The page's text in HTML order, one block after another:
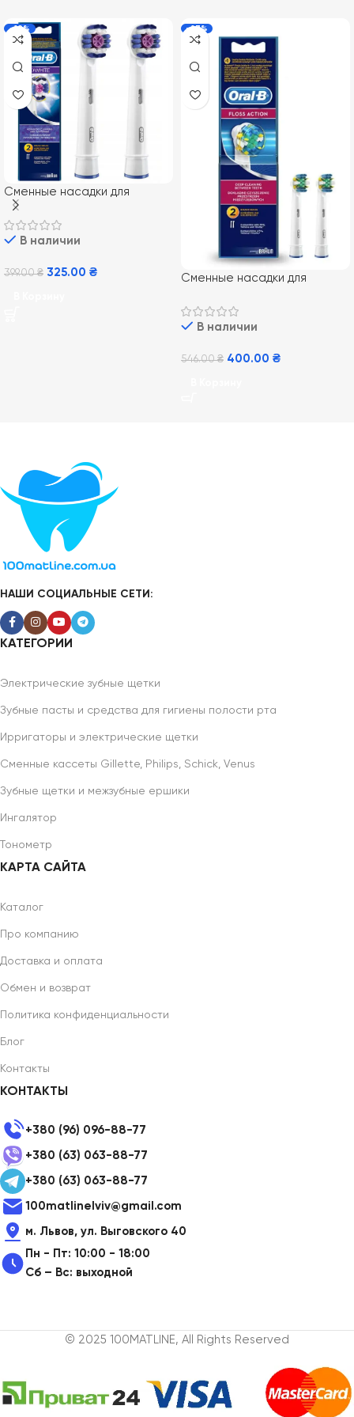
-19%
Сменные насадки для
электрической зубной щетки
Oral-B EB18 3D White 2 шт
В наличии
399.00₴ 325.00 ₴
-27%
Сменные насадки для
Oral-B Floss Action EB25 2 шт
В наличии
546.00₴ 400.00 ₴
НАШИ СОЦИАЛЬНЫЕ СЕТИ:
КАТЕГОРИИ
Электрические зубные щетки
Зубные пасты и средства для гигиены полости рта
Ирригаторы и электрические щетки
Сменные кассеты Gillette, Philips, Schick, Venus
Зубные щетки и межзубные ершики
Ингалятор
Тонометр
КАРТА САЙТА
Каталог
Про компанию
Доставка и оплата
Обмен и возврат
Политика конфиденциальности
Блог
Контакты
КОНТАКТЫ
+380 (96) 096-88-77
+380 (63) 063-88-77
+380 (63) 063-88-77
100matlinelviv@gmail.com
м. Львов, ул. Выговского 40
Пн - Пт: 10:00 - 18:00
Сб – Вс: выходной
© 2025 100MATLINE, All Rights Reserved